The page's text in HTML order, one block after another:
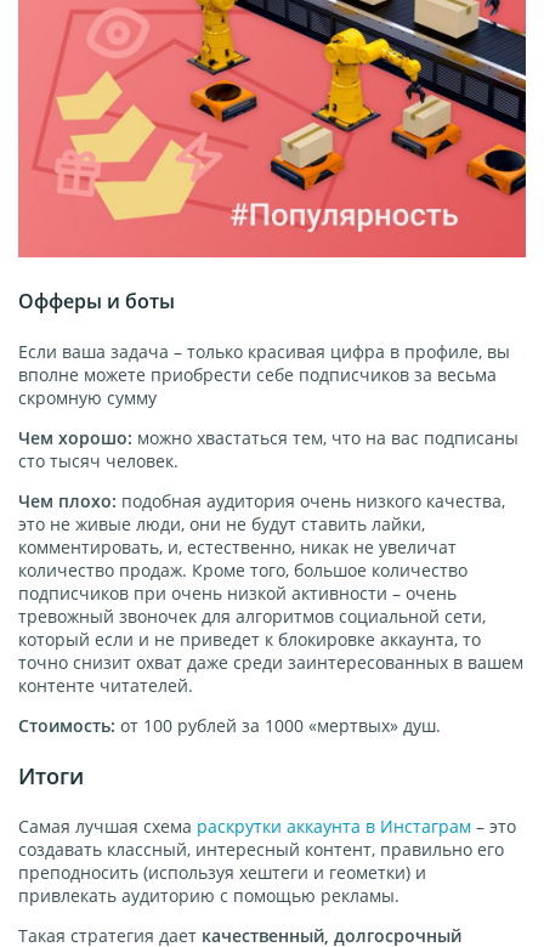
Офферы и боты
Если ваша задача – только красивая цифра в профиле, вы
вполне можете приобрести себе подписчиков за весьма
скромную сумму
Чем хорошо: можно хвастаться тем, что на вас подписаны
сто тысяч человек.
Чем плохо: подобная аудитория очень низкого качества,
это не живые люди, они не будут ставить лайки,
комментировать, и, естественно, никак не увеличат
количество продаж. Кроме того, большое количество
подписчиков при очень низкой активности – очень
тревожный звоночек для алгоритмов социальной сети,
который если и не приведет к блокировке аккаунта, то
точно снизит охват даже среди заинтересованных в вашем
контенте читателей.
Стоимость: от 100 рублей за 1000 «мертвых» душ.
Итоги
Самая лучшая схема раскрутки аккаунта в Инстаграм – это
создавать классный, интересный контент, правильно его
преподносить (используя хештеги и геометки) и
привлекать аудиторию с помощью рекламы.
Такая стратегия дает качественный, долгосрочный